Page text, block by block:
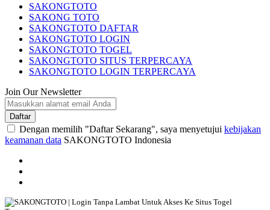
SAKONGTOTO
SAKONG TOTO
SAKONGTOTO DAFTAR
SAKONGTOTO LOGIN
SAKONGTOTO TOGEL
SAKONGTOTO SITUS TERPERCAYA
SAKONGTOTO LOGIN TERPERCAYA
Join Our Newsletter
Daftar
Dengan memilih "Daftar Sekarang", saya menyetujui kebijakan
keamanan data SAKONGTOTO Indonesia